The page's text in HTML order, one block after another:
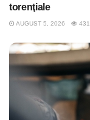
torenţiale
AUGUST 5, 2026 431